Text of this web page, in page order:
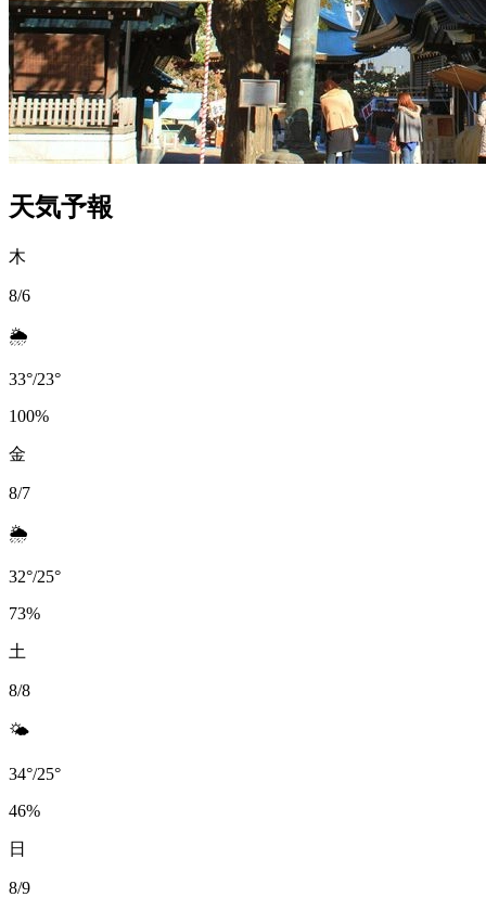
天気予報
木
8/6
🌦️
33°/23°
100%
金
8/7
🌦️
32°/25°
73%
土
8/8
🌤️
34°/25°
46%
日
8/9